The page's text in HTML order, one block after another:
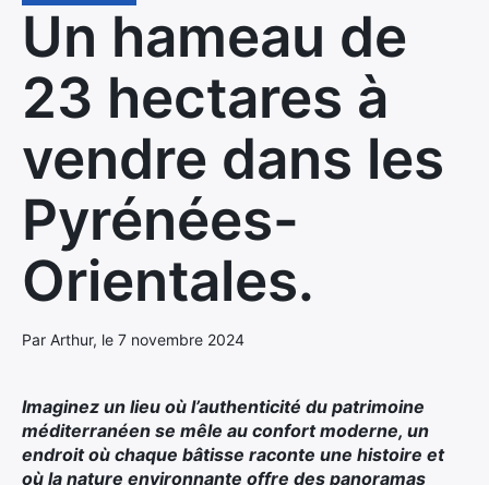
Un hameau de
23 hectares à
vendre dans les
Pyrénées-
Orientales.
Par Arthur, le 7 novembre 2024
Imaginez un lieu où l’authenticité du patrimoine
méditerranéen se mêle au confort moderne, un
endroit où chaque bâtisse raconte une histoire et
où la nature environnante offre des panoramas